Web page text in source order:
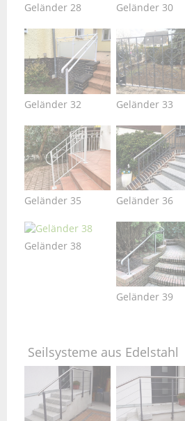
Geländer 28 Geländer 30
Geländer 32 Geländer 33
Geländer 35 Geländer 36
Geländer 38
Geländer 39
Seilsysteme aus Edelstahl